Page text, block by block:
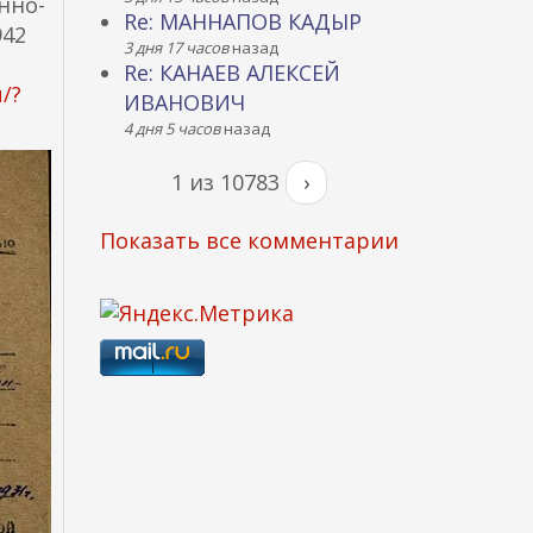
?
Re: МАННАПОВ КАДЫР
3 дня 17 часовназад
Re: КАНАЕВ АЛЕКСЕЙ
ИВАНОВИЧ
4 дня 5 часовназад
1 из 10783 ›
Показать все комментарии